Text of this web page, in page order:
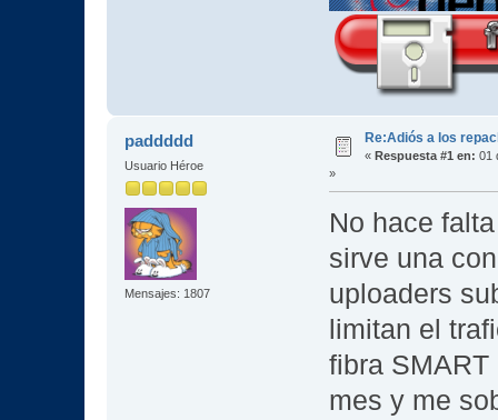
paddddd
Usuario Héroe
Mensajes: 1807
Re:Adiós a los
« Respuesta #1 en: 01
»
No hace
sirve una
uploaders
limitan el
fibra
mes y me